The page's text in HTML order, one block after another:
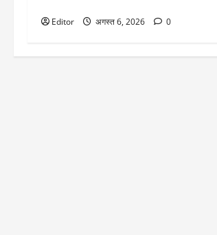
Editor अगस्त 6, 2026 0